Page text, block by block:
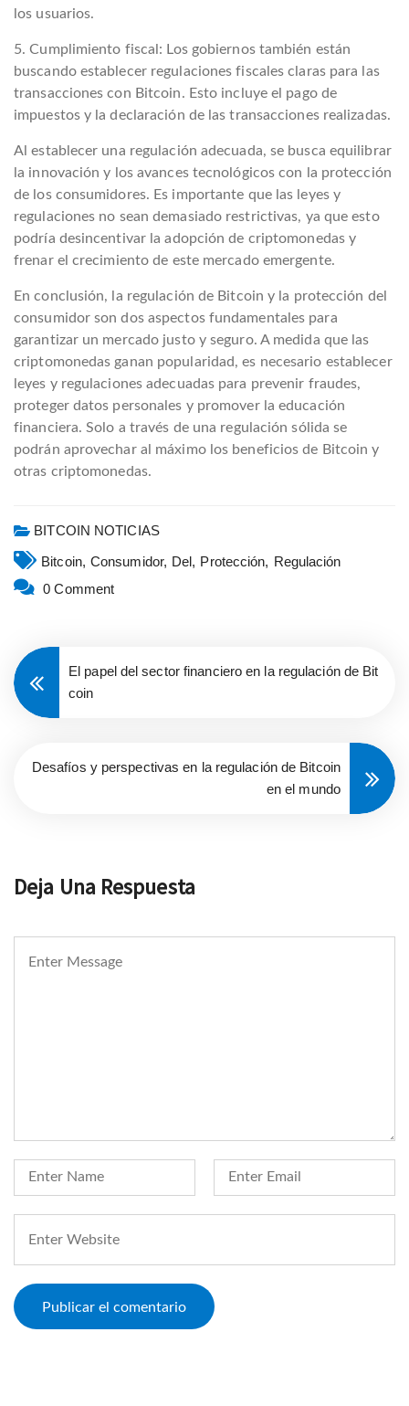
los usuarios.
5. Cumplimiento fiscal: Los gobiernos también están
buscando establecer regulaciones fiscales claras para las
transacciones con Bitcoin. Esto incluye el pago de
impuestos y la declaración de las transacciones realizadas.
Al establecer una regulación adecuada, se busca equilibrar
la innovación y los avances tecnológicos con la protección
de los consumidores. Es importante que las leyes y
regulaciones no sean demasiado restrictivas, ya que esto
podría desincentivar la adopción de criptomonedas y
frenar el crecimiento de este mercado emergente.
En conclusión, la regulación de Bitcoin y la protección del
consumidor son dos aspectos fundamentales para
garantizar un mercado justo y seguro. A medida que las
criptomonedas ganan popularidad, es necesario establecer
leyes y regulaciones adecuadas para prevenir fraudes,
proteger datos personales y promover la educación
financiera. Solo a través de una regulación sólida se
podrán aprovechar al máximo los beneficios de Bitcoin y
otras criptomonedas.
BITCOIN NOTICIAS
Bitcoin, Consumidor, Del, Protección, Regulación
0 Comment
El papel del sector financiero en la regulación de Bit
coin
Desafíos y perspectivas en la regulación de Bitcoin
en el mundo
Deja Una Respuesta